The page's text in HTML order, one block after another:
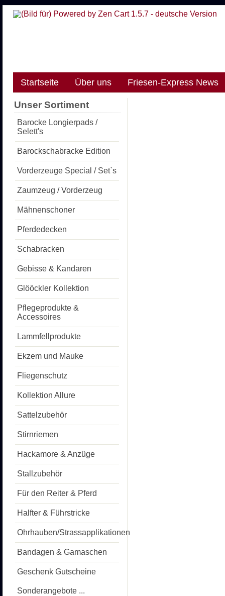
Startseite Über uns Friesen-Express News
Unser Sortiment
Barocke Longierpads /
Selett's
Barockschabracke Edition
Vorderzeuge Special / Set`s
Zaumzeug / Vorderzeug
Mähnenschoner
Pferdedecken
Schabracken
Gebisse & Kandaren
Glööckler Kollektion
Pflegeprodukte &
Accessoires
Lammfellprodukte
Ekzem und Mauke
Fliegenschutz
Kollektion Allure
Sattelzubehör
Stirnriemen
Hackamore & Anzüge
Stallzubehör
Für den Reiter & Pferd
Halfter & Führstricke
Ohrhauben/Strassapplikationen
Bandagen & Gamaschen
Geschenk Gutscheine
Sonderangebote ...